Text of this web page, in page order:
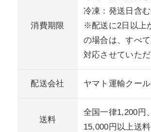
消費期限
冷凍：発送日含
※配送に2日以上
の場合は、すべ
対応させていただ
配送会社 ヤマト運輸クー
送料
全国一律1,200円、
15,000円以上送